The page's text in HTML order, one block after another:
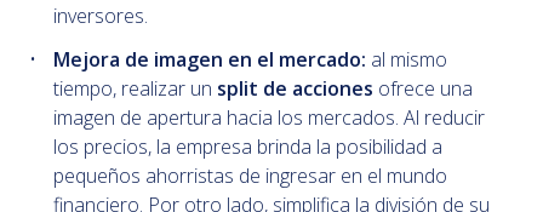
inversores.
Mejora de imagen en el mercado: al mismo
tiempo, realizar un split de acciones ofrece una
imagen de apertura hacia los mercados. Al reducir
los precios, la empresa brinda la posibilidad a
pequeños ahorristas de ingresar en el mundo
financiero. Por otro lado, simplifica la división de su